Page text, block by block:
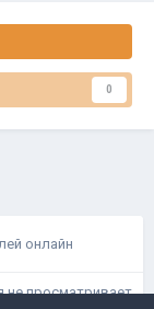
0
онлайн
не просматривает